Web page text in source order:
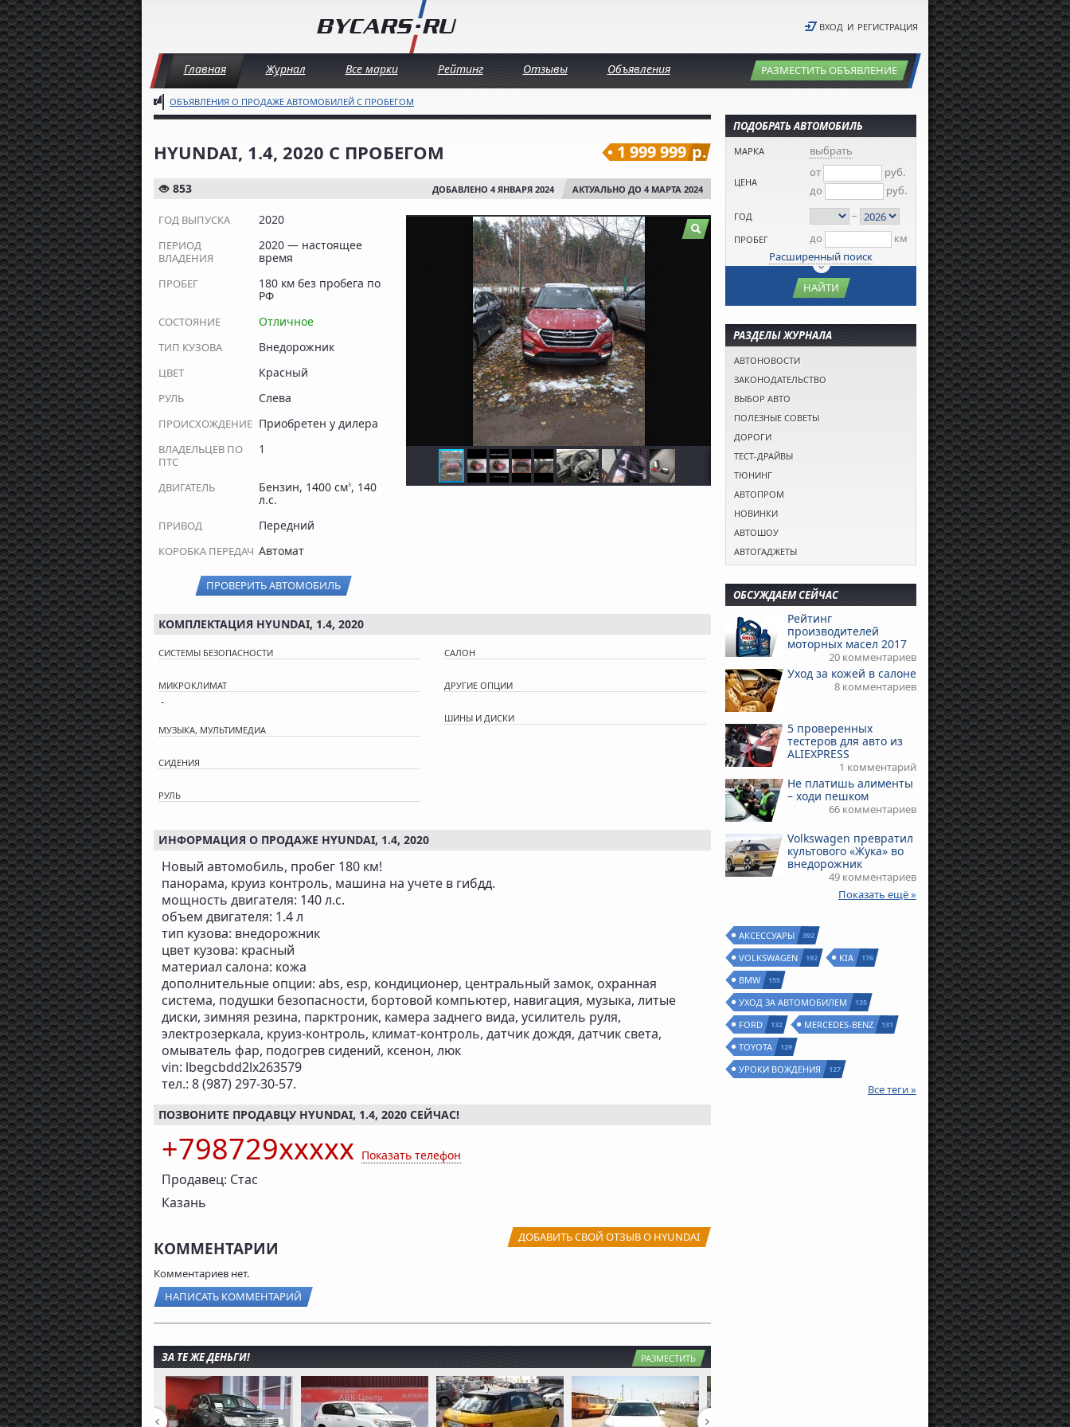
ВХОД И РЕГИСТРАЦИЯ
Главная Журнал Все марки Рейтинг Отзывы Объявления РАЗМЕСТИТЬ ОБЪЯВЛЕНИЕ
ОБЪЯВЛЕНИЯ О ПРОДАЖЕ АВТОМОБИЛЕЙ С ПРОБЕГОМ
HYUNDAI, 1.4, 2020 С ПРОБЕГОМ 1 999 999 р.
853 ДОБАВЛЕНО 4 ЯНВАРЯ 2024 АКТУАЛЬНО ДО 4 МАРТА 2024
ГОД ВЫПУСКА 2020
ПЕРИОД
ВЛАДЕНИЯ
2020 — настоящее
время
ПРОБЕГ
180 км без пробега по
РФ
СОСТОЯНИЕ Отличное
ТИП КУЗОВА Внедорожник
ЦВЕТ Красный
РУЛЬ Слева
ПРОИСХОЖДЕНИЕ Приобретен у дилера
ВЛАДЕЛЬЦЕВ ПО
ПТС
1
ДВИГАТЕЛЬ Бензин, 1400 см3, 140
л.с.
ПРИВОД Передний
КОРОБКА ПЕРЕДАЧ Автомат
ПРОВЕРИТЬ АВТОМОБИЛЬ
КОМПЛЕКТАЦИЯ HYUNDAI, 1.4, 2020
СИСТЕМЫ БЕЗОПАСНОСТИ
МИКРОКЛИМАТ
-
МУЗЫКА, МУЛЬТИМЕДИА
СИДЕНИЯ
РУЛЬ
САЛОН
ДРУГИЕ ОПЦИИ
ШИНЫ И ДИСКИ
ИНФОРМАЦИЯ О ПРОДАЖЕ HYUNDAI, 1.4, 2020
Новый автомобиль, пробег 180 км!
панорама, круиз контроль, машина на учете в гибдд.
мощность двигателя: 140 л.с.
объем двигателя: 1.4 л
тип кузова: внедорожник
цвет кузова: красный
материал салона: кожа
дополнительные опции: abs, esp, кондиционер, центральный замок, охранная
система, подушки безопасности, бортовой компьютер, навигация, музыка, литые
диски, зимняя резина, парктроник, камера заднего вида, усилитель руля,
электрозеркала, круиз-контроль, климат-контроль, датчик дождя, датчик света,
омыватель фар, подогрев сидений, ксенон, люк
vin: lbegcbdd2lx263579
тел.: 8 (987) 297-30-57.
ПОЗВОНИТЕ ПРОДАВЦУ HYUNDAI, 1.4, 2020 СЕЙЧАС!
+798729xxxxx Показать телефон
Продавец: Стас
Казань
ДОБАВИТЬ СВОЙ ОТЗЫВ О HYUNDAI
КОММЕНТАРИИ
Комментариев нет.
НАПИСАТЬ КОММЕНТАРИЙ
ЗА ТЕ ЖЕ ДЕНЬГИ! РАЗМЕСТИТЬ
ПОДОБРАТЬ АВТОМОБИЛЬ
МАРКА выбрать
ЦЕНА
от
руб.
до
руб.
ГОД –
ПРОБЕГ до
км
Расширенный поиск
НАЙТИ
РАЗДЕЛЫ ЖУРНАЛА
АВТОНОВОСТИ
ЗАКОНОДАТЕЛЬСТВО
ВЫБОР АВТО
ПОЛЕЗНЫЕ СОВЕТЫ
ДОРОГИ
ТЕСТ-ДРАЙВЫ
ТЮНИНГ
АВТОПРОМ
НОВИНКИ
АВТОШОУ
АВТОГАДЖЕТЫ
ОБСУЖДАЕМ СЕЙЧАС
Рейтинг
производителей
моторных масел 2017
20 комментариев
Уход за кожей в салоне
8 комментариев
5 проверенных
тестеров для авто из
ALIEXPRESS
1 комментарий
Не платишь алименты
– ходи пешком
66 комментариев
Volkswagen превратил
культового «Жука» во
внедорожник
49 комментариев
Показать ещё »
АКСЕССУАРЫ 392
VOLKSWAGEN 192 KIA 176
BMW 155
УХОД ЗА АВТОМОБИЛЕМ 135
FORD 132 MERCEDES-BENZ 131
TOYOTA 129
УРОКИ ВОЖДЕНИЯ 127
Все теги »